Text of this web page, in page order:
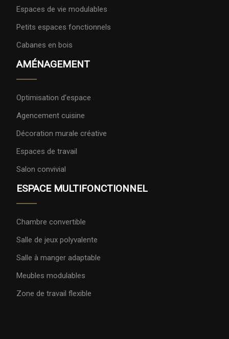
Espaces de vie modulables
Petits espaces fonctionnels
Cabanes en bois
AMÉNAGEMENT
Optimisation d'espace
Agencement cuisine
Décoration murale créative
Espaces de travail
Salon convivial
ESPACE MULTIFONCTIONNEL
Chambre convertible
Salle de jeux polyvalente
Salle à manger adaptable
Meubles modulables
Zone de travail flexible